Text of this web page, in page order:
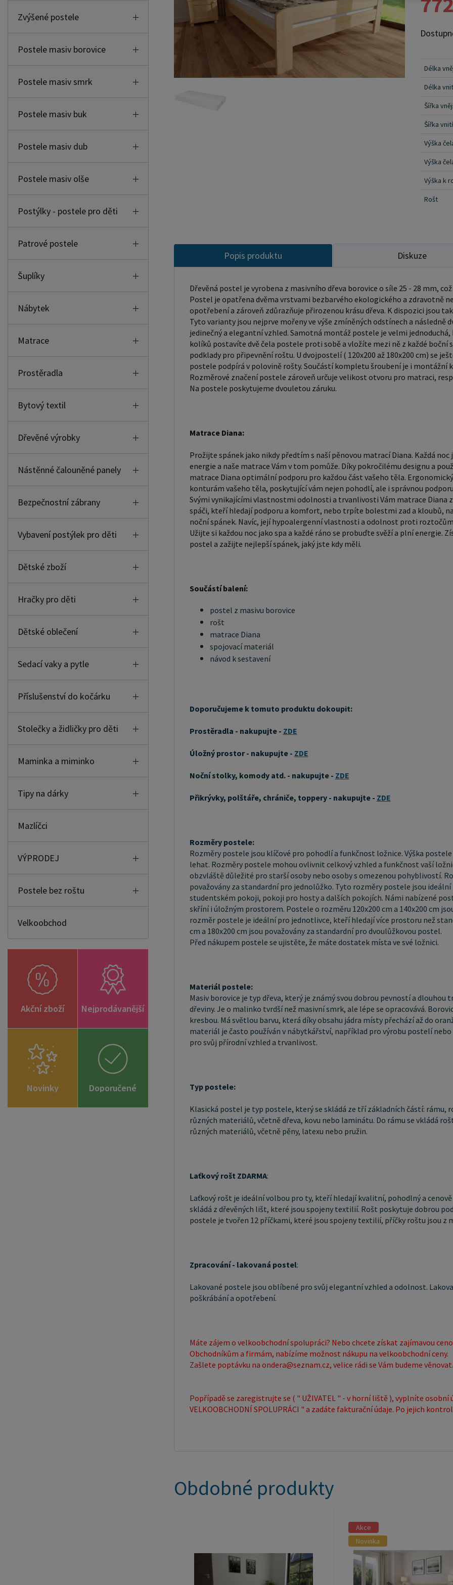
Zvýšené postele
Postele masiv borovice
Postele masiv smrk
Postele masiv buk
Postele masiv dub
Postele masiv olše
Postýlky - postele pro děti
Patrové postele
Šuplíky
Nábytek
Matrace
Prostěradla
Bytový textil
Dřevěné výrobky
Nástěnné čalouněné panely
Bezpečnostní zábrany
Vybavení postýlek pro děti
Dětské zboží
Hračky pro děti
Dětské oblečení
Sedací vaky a pytle
Příslušenství do kočárku
Stolečky a židličky pro děti
Maminka a miminko
Tipy na dárky
Mazlíčci
VÝPRODEJ
Postele bez roštu
Velkoobchod
Akční zboží Nejprodávanější
Novinky
Doporučené
zboží
což
postele
a
let. Ať
nebo
Diana
materiál návod k sestavení Doporučujeme k
produktu dokoupit:
prostor -
nakupujte - ZDE Přikrývky,
nakupujte - ZDE Rozměry
klíčové
měla
Výrobky
vzhled a trvanlivost.
postele,
podklad
které
těla,
opotřebení. Máte zájem o
chcete
vyplníte
Po
Délka
Délka
Šířka
Šířka
Výška
Výška
Výška k
Rošt
Popis produktu Diskuze
Dřevěná postel je vyrobena z masivního dřeva borovice o síle 25 - 28 mm,
Postel je opatřena dvěma vrstvami bezbarvého ekologického a zdravotně
opotřebení a zároveň zdůrazňuje přirozenou krásu dřeva. K dispozici jsou
Tyto varianty jsou nejprve mořeny ve výše zmíněných odstínech a následně
jedinečný a elegantní vzhled. Samotná montáž postele je velmi
kolíků postavíte dvě čela postele proti sobě a vložíte mezi ně z každé
podklady pro připevnění roštu. U dvojpostelí ( 120x200 až 180x200 cm) se
postele podpírá v polovině rošty. Součástí kompletu šroubení je i montážní
Rozměrové značení postele zároveň určuje velikost otvoru pro matraci,
Na postele poskytujeme dvouletou záruku.
Matrace Diana:
Prožijte spánek jako nikdy předtím s naší pěnovou matrací Diana. Každá
energie a naše matrace Vám v tom pomůže. Díky pokročilému designu a
matrace Diana optimální podporu pro každou část vašeho těla.
konturám vašeho těla, poskytující vám nejen pohodlí, ale i správnou
Svými vynikajícími vlastnostmi odolnosti a trvanlivosti Vám matrace Diana
spáči, kteří hledají podporu a komfort, nebo trpíte bolestmi zad a kloubů,
noční spánek. Navíc, její hypoalergenní vlastnosti a odolnost proti
Užijte si každou noc jako spa a každé ráno se probuďte svěží a plní energie.
postel a zažijte nejlepší spánek, jaký jste kdy měli.
Součástí balení:
postel z masivu borovice
rošt
matrace Diana
spojovací materiál
návod k sestavení
Doporučujeme k tomuto produktu dokoupit:
Prostěradla - nakupujte - ZDE
Úložný prostor - nakupujte - ZDE
Noční stolky, komody atd. - nakupujte - ZDE
Přikrývky, polštáře, chrániče, toppery - nakupujte - ZDE
Rozměry postele:
Rozměry postele jsou klíčové pro pohodlí a funkčnost ložnice. Výška
lehat. Rozměry postele mohou ovlivnit celkový vzhled a funkčnost vaší
obzvláště důležité pro starší osoby nebo osoby s omezenou pohyblivostí.
považovány za standardní pro jednolůžko. Tyto rozměry postele jsou
studentském pokoji, pokoji pro hosty a dalších pokojích. Námi nabízené
skříní i úložným prostorem. Postele o rozměru 120x200 cm a 140x200 cm
rozměr postele je ideální pro jednotlivce, kteří hledají více prostoru než
cm a 180x200 cm jsou považovány za standardní pro dvoulůžkovou postel.
Před nákupem postele se ujistěte, že máte dostatek místa ve své ložnici.
Materiál postele:
Masiv borovice je typ dřeva, který je známý svou dobrou pevností a dlouhou
dřeviny. Je o malinko tvrdší než masivní smrk, ale lépe se opracovává.
kresbou. Má světlou barvu, která díky obsahu jádra místy přechází až do
materiál je často používán v nábytkářství, například pro výrobu postelí
pro svůj přírodní vzhled a trvanlivost.
Typ postele:
Klasická postel je typ postele, který se skládá ze tří základních částí: rámu,
různých materiálů, včetně dřeva, kovu nebo laminátu. Do rámu se vkládá
různých materiálů, včetně pěny, latexu nebo pružin.
Laťkový rošt ZDARMA:
Laťkový rošt je ideální volbou pro ty, kteří hledají kvalitní, pohodlný a
skládá z dřevěných lišt, které jsou spojeny textilií. Rošt poskytuje dobrou
postele je tvořen 12 příčkami, které jsou spojeny textilií, příčky roštu jsou z
Zpracování - lakovaná postel:
Lakované postele jsou oblíbené pro svůj elegantní vzhled a odolnost.
poškrábání a opotřebení.
Máte zájem o velkoobchodní spolupráci? Nebo chcete získat zajímavou
Obchodníkům a firmám, nabízíme možnost nákupu na velkoobchodní ceny.
Zašlete poptávku na ondera@seznam.cz, velice rádi se Vám budeme věnovat.
Popřípadě se zaregistrujte se ( " UŽIVATEL " - v horní liště ), vyplníte osobní
VELKOOBCHODNÍ SPOLUPRÁCI " a zadáte fakturační údaje. Po jejich
Obdobné produkty
Akce
Novinka